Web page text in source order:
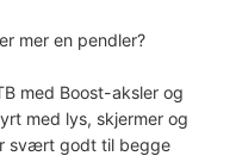
mer en pendler?
med Boost-aksler og
med lys, skjermer og
svært godt til begge